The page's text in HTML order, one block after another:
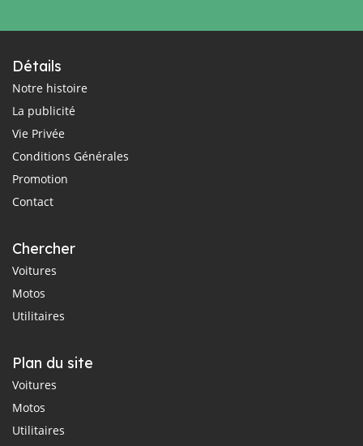
Détails
Notre histoire
La publicité
Vie Privée
Conditions Générales
Promotion
Contact
Chercher
Voitures
Motos
Utilitaires
Plan du site
Voitures
Motos
Utilitaires